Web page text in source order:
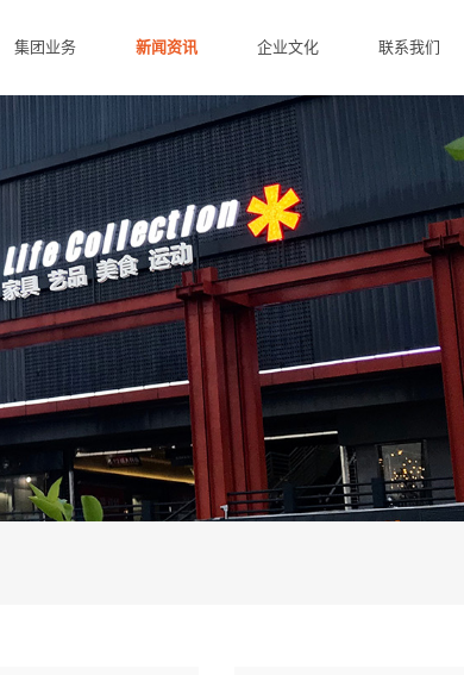
集团业务 新闻资讯 企业文化 联系我们